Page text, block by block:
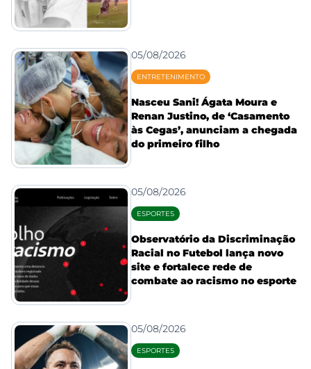
05/08/2026
ENTRETENIMENTO
Nasceu Sani! Ágata Moura e
Renan Justino, de ‘Casamento
às Cegas’, anunciam a chegada
do primeiro filho
05/08/2026
ESPORTES
Observatório da Discriminação
Racial no Futebol lança novo
site e fortalece rede de
combate ao racismo no esporte
05/08/2026
ESPORTES